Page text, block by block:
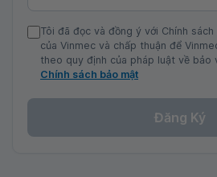
Tôi đã đọc và đồng ý với Chính
của Vinmec và chấp thuận để
theo quy định của pháp luật về bảo
Chính sách bảo mật
Đăng Ký